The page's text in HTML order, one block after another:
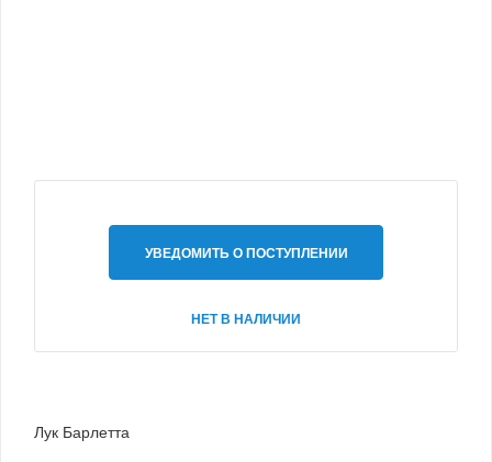
УВЕДОМИТЬ О ПОСТУПЛЕНИИ
НЕТ В НАЛИЧИИ
Лук Барлетта